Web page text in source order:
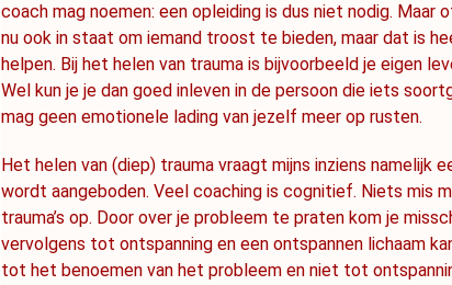
coach mag noemen: een opleiding is dus niet nodig. Maar
nu ook in staat om iemand troost te bieden, maar dat is
helpen. Bij het helen van trauma is bijvoorbeeld je eigen
Wel kun je je dan goed inleven in de persoon die iets
mag geen emotionele lading van jezelf meer op rusten.
Het helen van (diep) trauma vraagt mijns inziens namelijk
wordt aangeboden. Veel coaching is cognitief. Niets mis
trauma’s op. Door over je probleem te praten kom je
vervolgens tot ontspanning en een ontspannen lichaam
tot het benoemen van het probleem en niet tot